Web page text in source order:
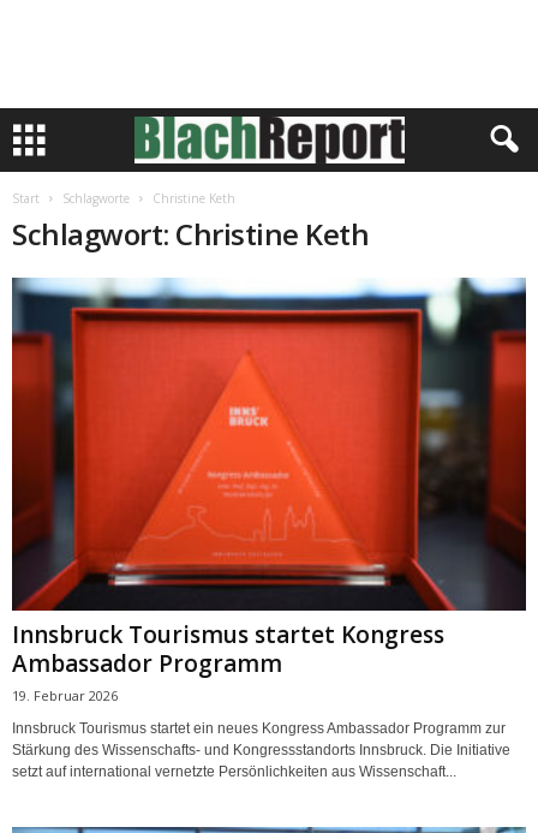
Start Schlagworte Christine Keth
Schlagwort: Christine Keth
Innsbruck Tourismus startet Kongress
Ambassador Programm
19. Februar 2026
Innsbruck Tourismus startet ein neues Kongress Ambassador Programm zur
Stärkung des Wissenschafts- und Kongressstandorts Innsbruck. Die Initiative
setzt auf international vernetzte Persönlichkeiten aus Wissenschaft...